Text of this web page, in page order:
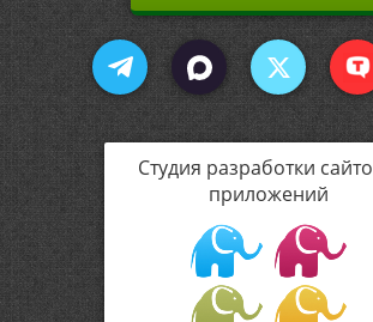
Студия разработки
приложений